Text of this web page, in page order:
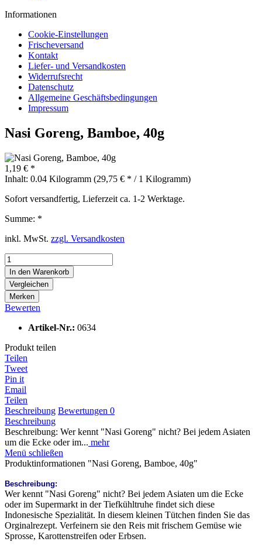
Informationen
Cookie-Einstellungen
Frischeversand
Kontakt
Liefer- und Versandkosten
Widerrufsrecht
Datenschutz
Allgemeine Geschäftsbedingungen
Impressum
Nasi Goreng, Bamboe, 40g
1,19 € *
Inhalt: 0.04 Kilogramm (29,75 € * / 1 Kilogramm)
Sofort versandfertig, Lieferzeit ca. 1-2 Werktage.
Summe: *
inkl. MwSt. zzgl. Versandkosten
In den Warenkorb
Vergleichen
Merken
Bewerten
Artikel-Nr.: 0634
Produkt teilen
Teilen
Tweet
Pin it
Email
Teilen
Beschreibung Bewertungen 0
Beschreibung
Beschreibung: Wer kennt "Nasi Goreng" nicht? Bei jedem Asiaten
um die Ecke oder im... mehr
Menü schließen
Produktinformationen "Nasi Goreng, Bamboe, 40g"
Beschreibung:
Wer kennt "Nasi Goreng" nicht? Bei jedem Asiaten um die Ecke
oder im Supermarkt in der Tiefkühltruhe findet sich diese
Indonesische Spezialität. In diesem kleinen Tütchen finden Sie das
Orginalrezept. Verfeinern sie den Reis mit frischem Gemüse wie
Sprosse, Karottenstreifen oder Erbsen.